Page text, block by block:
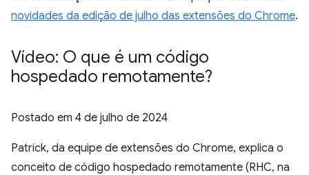
novidades da edição de julho das extensões do Chrome.
Vídeo: O que é um código
hospedado remotamente?
Postado em 4 de julho de 2024
Patrick, da equipe de extensões do Chrome, explica o
conceito de código hospedado remotamente (RHC, na